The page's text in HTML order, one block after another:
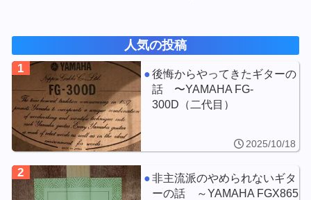
人気の投稿
1
後悔からやってきたギターの
話 〜YAMAHA FG-
300D（二代目）
2025/10/18
2
非主流派のやめられないギタ
ーの話 ～YAMAHA FGX865